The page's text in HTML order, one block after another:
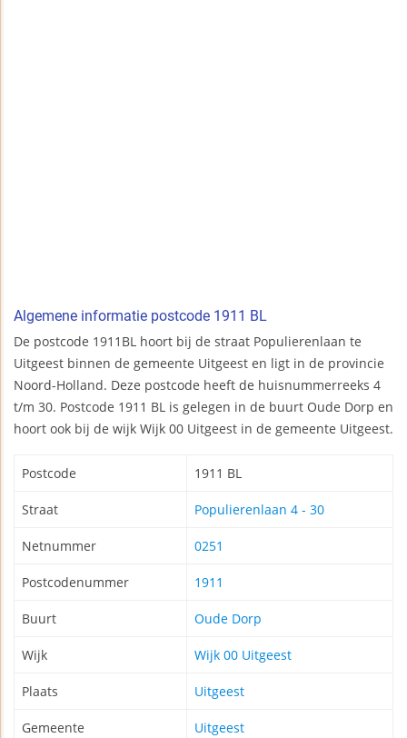
Algemene informatie postcode 1911 BL
De postcode 1911BL hoort bij de straat Populierenlaan te
Uitgeest binnen de gemeente Uitgeest en ligt in de provincie
Noord-Holland. Deze postcode heeft de huisnummerreeks 4
t/m 30. Postcode 1911 BL is gelegen in de buurt Oude Dorp en
hoort ook bij de wijk Wijk 00 Uitgeest in de gemeente Uitgeest.
Postcode 1911 BL
Straat Populierenlaan 4 - 30
Netnummer 0251
Postcodenummer 1911
Buurt Oude Dorp
Wijk Wijk 00 Uitgeest
Plaats Uitgeest
Gemeente Uitgeest